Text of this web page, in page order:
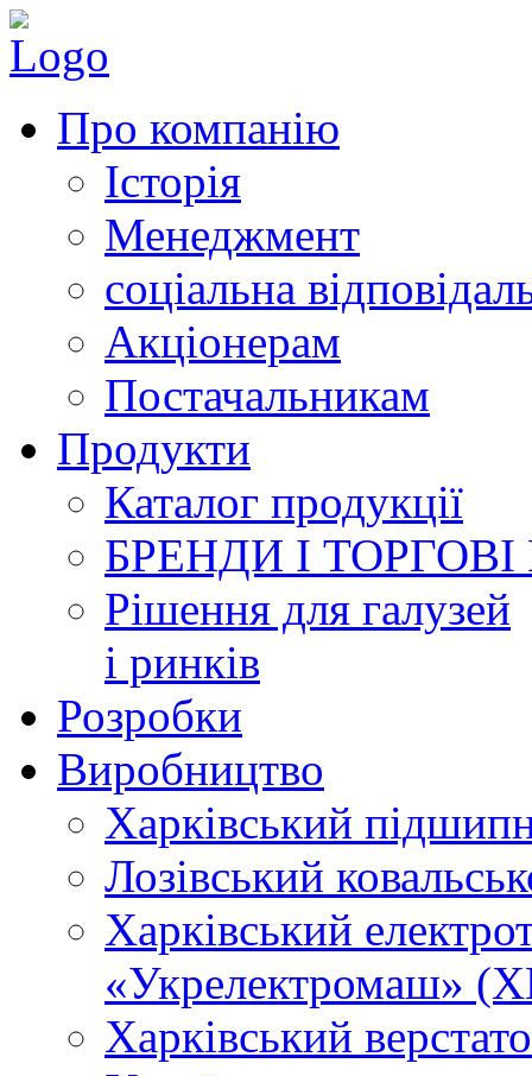
Про компанію
Історія
Менеджмент
соціальна
Акціонерам
Постачальникам
Продукти
Каталог продукції
БРЕНДИ І
Рішення для галузей
і ринків
Розробки
Виробництво
Харківський
Лозівський
Харківський
«Укрелектромаш»
Харківський